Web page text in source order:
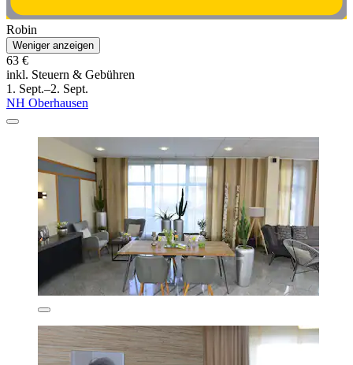
Robin
Weniger anzeigen
63 €
inkl. Steuern & Gebühren
1. Sept.–2. Sept.
NH Oberhausen